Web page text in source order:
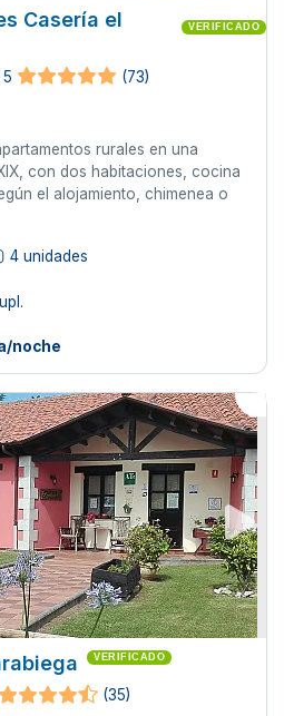
Casería el
VERIFICADO
(73)
rurales en una
con dos habitaciones, cocina
el alojamiento, chimenea o
4 unidades
noche
VERIFICADO
(35)